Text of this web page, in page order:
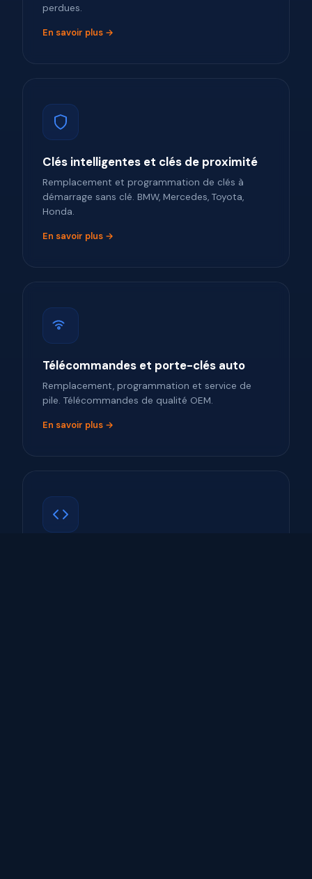
perdues.
En savoir plus →
Clés intelligentes et clés de proximité
Remplacement et programmation de clés à
démarrage sans clé. BMW, Mercedes, Toyota,
Honda.
En savoir plus →
Télécommandes et porte-clés auto
Remplacement, programmation et service de
pile. Télécommandes de qualité OEM.
En savoir plus →